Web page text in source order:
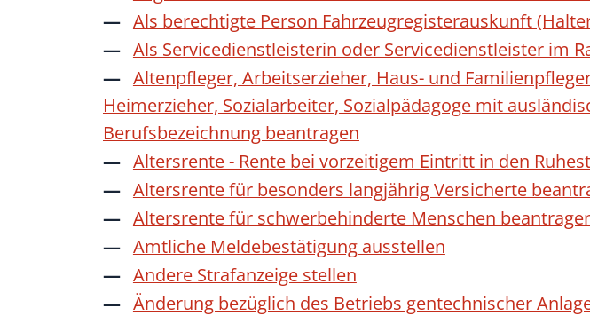
Als berechtigte Person Fahrzeugregisterauskunft
Als Servicedienstleisterin oder Servicedienstleister im
Altenpfleger, Arbeitserzieher, Haus- und
Heimerzieher, Sozialarbeiter, Sozialpädagoge mit
Berufsbezeichnung beantragen
Altersrente - Rente bei vorzeitigem Eintritt in den
Altersrente für besonders langjährig Versicherte
Altersrente für schwerbehinderte Menschen
Amtliche Meldebestätigung ausstellen
Andere Strafanzeige stellen
Änderung bezüglich des Betriebs gentechnischer